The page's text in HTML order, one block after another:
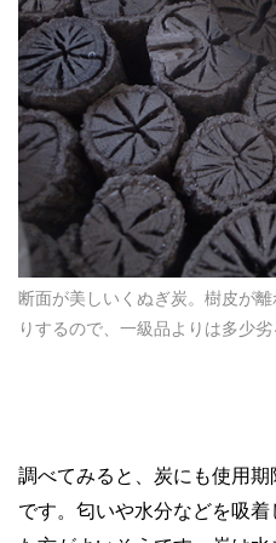
断面が美しいくぬぎ炭。樹皮が
りするので、一級品よりは多少劣
調べてみると、炭にも使用
です。匂いや水分などを吸